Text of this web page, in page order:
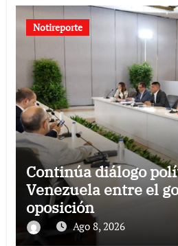
Notireporte
Continúa diálogo
Venezuela entre el
oposición
Ago 8, 2026